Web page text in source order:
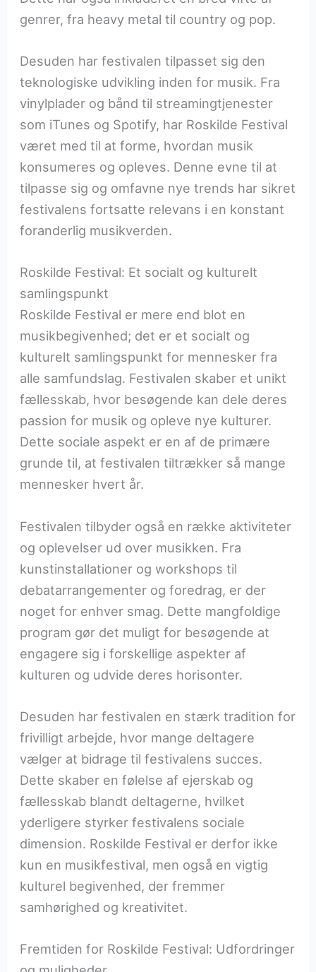
genrer, fra heavy metal til country og pop.
Desuden har festivalen tilpasset sig den
teknologiske udvikling inden for musik. Fra
vinylplader og bånd til streamingtjenester
som iTunes og Spotify, har Roskilde Festival
været med til at forme, hvordan musik
konsumeres og opleves. Denne evne til at
tilpasse sig og omfavne nye trends har sikret
festivalens fortsatte relevans i en konstant
foranderlig musikverden.
Roskilde Festival: Et socialt og kulturelt
samlingspunkt
Roskilde Festival er mere end blot en
musikbegivenhed; det er et socialt og
kulturelt samlingspunkt for mennesker fra
alle samfundslag. Festivalen skaber et unikt
fællesskab, hvor besøgende kan dele deres
passion for musik og opleve nye kulturer.
Dette sociale aspekt er en af de primære
grunde til, at festivalen tiltrækker så mange
mennesker hvert år.
Festivalen tilbyder også en række aktiviteter
og oplevelser ud over musikken. Fra
kunstinstallationer og workshops til
debatarrangementer og foredrag, er der
noget for enhver smag. Dette mangfoldige
program gør det muligt for besøgende at
engagere sig i forskellige aspekter af
kulturen og udvide deres horisonter.
Desuden har festivalen en stærk tradition for
frivilligt arbejde, hvor mange deltagere
vælger at bidrage til festivalens succes.
Dette skaber en følelse af ejerskab og
fællesskab blandt deltagerne, hvilket
yderligere styrker festivalens sociale
dimension. Roskilde Festival er derfor ikke
kun en musikfestival, men også en vigtig
kulturel begivenhed, der fremmer
samhørighed og kreativitet.
Fremtiden for Roskilde Festival: Udfordringer